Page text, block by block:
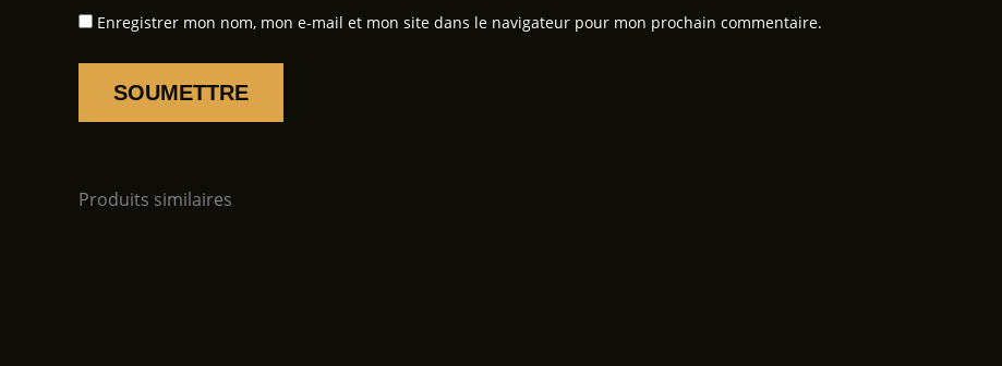
Enregistrer mon nom, mon e-mail et mon site dans le navigateur pour mon prochain commentaire.
Produits similaires